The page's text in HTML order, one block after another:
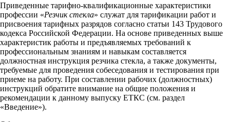
Приведенные тарифно-квалификационные характеристики
профессии «Резчик стекла» служат для тарификации работ и
присвоения тарифных разрядов согласно статьи 143 Трудового
кодекса Российской Федерации. На основе приведенных выше
характеристик работы и предъявляемых требований к
профессиональным знаниям и навыкам составляется
должностная инструкция резчика стекла, а также документы,
требуемые для проведения собеседования и тестирования при
приеме на работу. При составлении рабочих (должностных)
инструкций обратите внимание на общие положения и
рекомендации к данному выпуску ЕТКС (см. раздел
«Введение»).